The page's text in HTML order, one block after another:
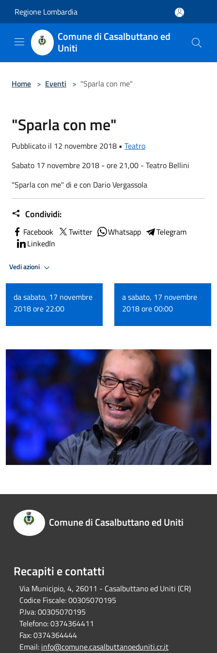
Regione Lombardia
Comune di Casalbuttano ed
Uniti
Home > Eventi > "Sparla con me"
"Sparla con me"
Pubblicato il 12 novembre 2018 • Teatro
Sabato 17 novembre 2018 - ore 21,00 - Teatro Bellini
"Sparla con me" di e con Dario Vergassola
Condividi:
Facebook Twitter Whatsapp
Telegram
LinkedIn
Vedi azioni
da sabato, 17 novembre
2018 ore 22:00
a sabato, 17 novembre
2018 ore 00:00
Comune di Casalbuttano ed Uniti
Recapiti e contatti
Via Municipio, 4, 26011 - Casalbuttano ed Uniti (CR)
Codice Fiscale:00305070195
P.Iva:00305070195
Telefono:0374364411
Fax:0374364444
Email: info@comune.casalbuttanoeduniti.cr.it